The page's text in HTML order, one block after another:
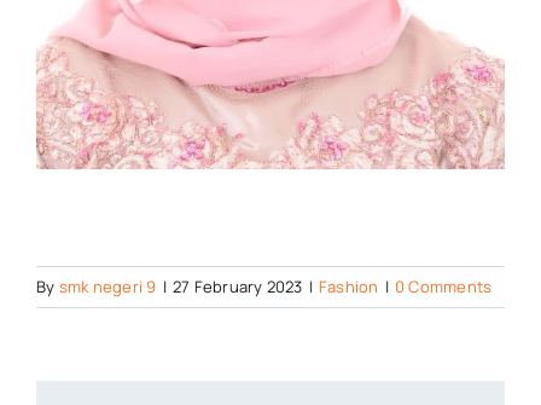
By smk negeri 9 | 27 February 2023 | Fashion | 0 Comments